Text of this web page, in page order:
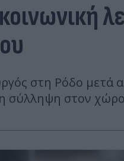
στη Ρόδο μετά
σύλληψη στον χώρο